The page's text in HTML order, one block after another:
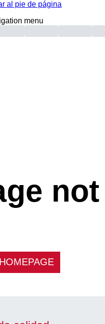
al pie de página
menu
not